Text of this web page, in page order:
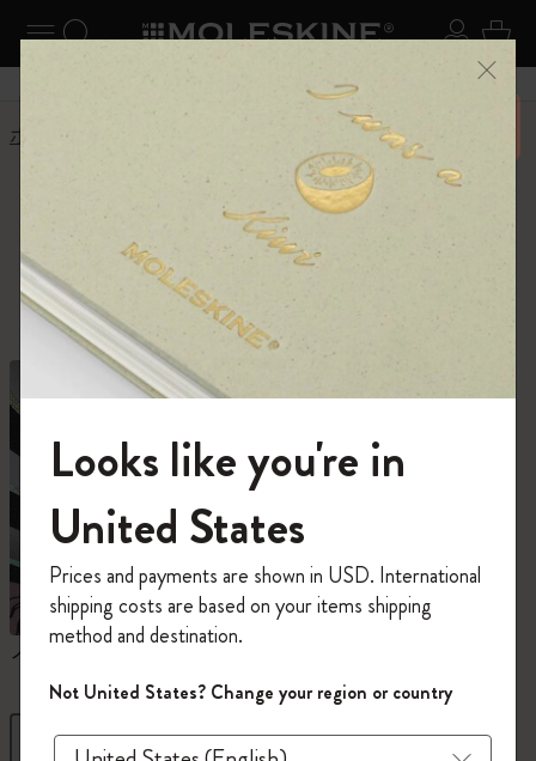
ナビゲーションの切替 ログ
検索 (キーワードなど) カ
6,500円以上のご購入で送料無料 メニ
ーを閉じる
ホーム
ショップ
創作活動に必要なすべて。
ノートブック
フィルター 並び替え
モレスキンの世界へようこそ
「WELCOME10」を入力すると、初回注
文が10%オフ＋送料無料になります。セ
ール・アウトレット品は適用外。
Moleskineアカウントを作成して限定オフ
ァーや会員特典、さらに多くのインスピ
レーションを手に入れましょう。
Looks like you're in
United States
Prices and payments are shown in USD. International
shipping costs are based on your items shipping
method and destination.
Not United States? Change your region or country